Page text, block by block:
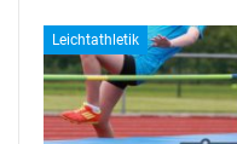
Leichtathletik